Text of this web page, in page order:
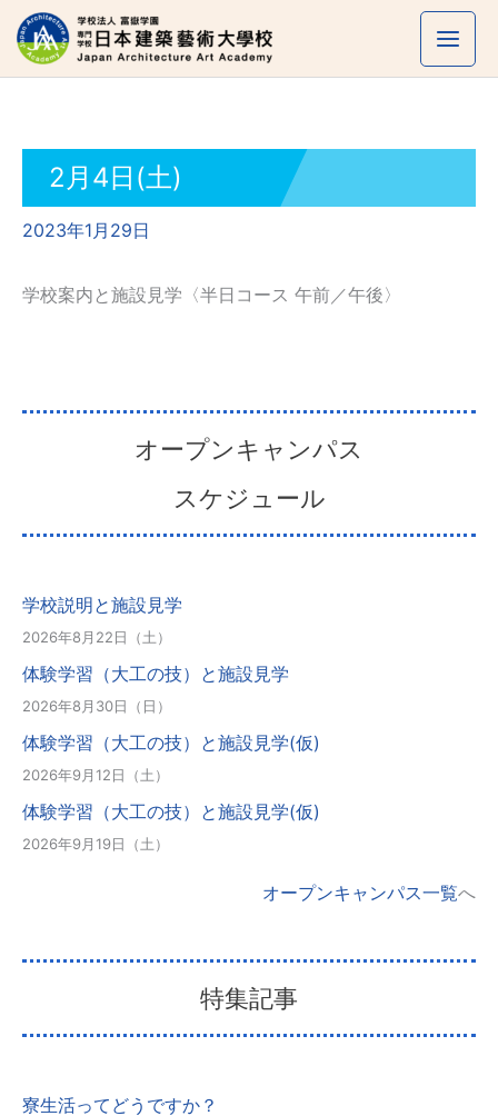
を
2月4日(土)
2023年1月29日
学校案内と施設見学〈半日コース 午前／午後〉
オープンキャンパス
スケジュール
学校説明と施設見学
2026年8月22日（土）
体験学習（大工の技）と施設見学
2026年8月30日（日）
体験学習（大工の技）と施設見学(仮)
2026年9月12日（土）
体験学習（大工の技）と施設見学(仮)
2026年9月19日（土）
オープンキャンパス一覧へ
特集記事
寮生活ってどうですか？